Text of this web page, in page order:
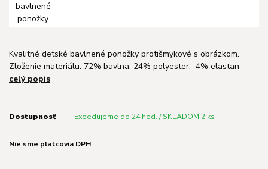
Kvalitné detské bavlnené ponožky protišmykové s obrázkom.
Zloženie materiálu: 72% bavlna, 24% polyester, 4% elastan
celý popis
Dostupnosť Expedujeme do 24 hod. / SKLADOM 2 ks
Nie sme platcovia DPH